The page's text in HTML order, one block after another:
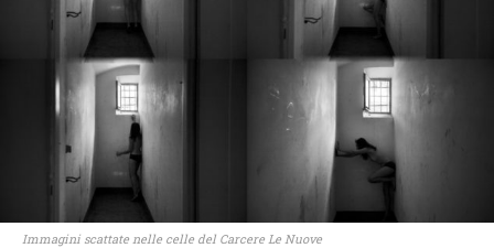
Immagini scattate nelle celle del Carcere Le Nuove